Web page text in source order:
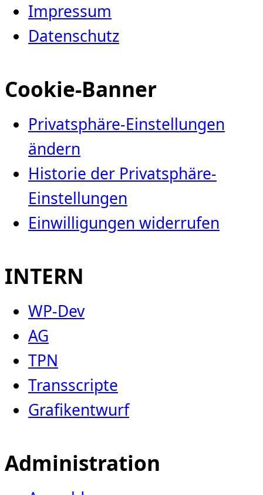
Impressum
Datenschutz
Cookie-Banner
Privatsphäre-Einstellungen
ändern
Historie der Privatsphäre-
Einstellungen
Einwilligungen widerrufen
INTERN
WP-Dev
AG
TPN
Transscripte
Grafikentwurf
Administration